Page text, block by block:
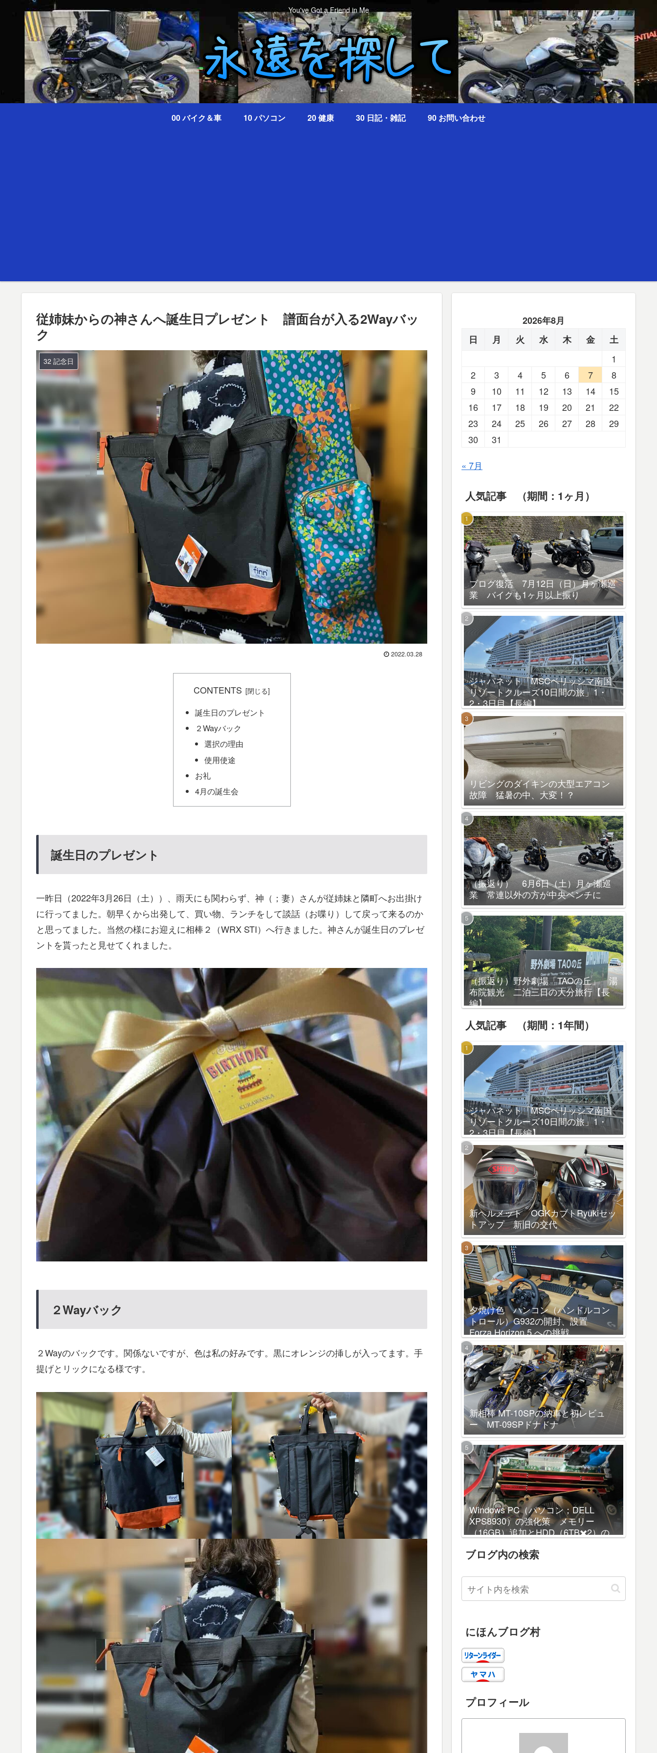
You've Got a Friend in Me
00 バイク＆車 10 パソコン 20 健康 30 日記・雑記 90 お問い合わせ
従姉妹からの神さんへ誕生日プレゼント 譜面台が入る2Wayバッ
ク
32 記念日
2022.03.28
CONTENTS
誕生日のプレゼント
２Wayバック
選択の理由
使用使途
お礼
4月の誕生会
誕生日のプレゼント
一昨日（2022年3月26日（土））、雨天にも関わらず、神（；妻）さんが従姉妹と隣町へお出掛け
に行ってました。朝早くから出発して、買い物、ランチをして談話（お喋り）して戻って来るのか
と思ってました。当然の様にお迎えに相棒２（WRX STI）へ行きました。神さんが誕生日のプレゼ
ントを貰ったと見せてくれました。
２Wayバック
２Wayのバックです。関係ないですが、色は私の好みです。黒にオレンジの挿しが入ってます。手
提げとリックになる様です。
2026年8月
日
月 火 水 木 金
土
1
2
3 4 5 6 7
8
9
10 11 12 13 14
15
16
17 18 19 20 21
22
23
24 25 26 27 28
29
30
31
« 7月
人気記事 （期間：1ヶ月）
ブログ復活 7月12日（日）月ヶ瀬巡
業 バイクも1ヶ月以上振り
ジャパネット「MSCベリッシマ南国
リゾートクルーズ10日間の旅」1・
2・3日目【長編】
リビングのダイキンの大型エアコン
故障 猛暑の中、大変！？
（振返り） 6月6日（土）月ヶ瀬巡
業 常連以外の方が中央ベンチに
（振返り）野外劇場「TAOの丘」 湯
布院観光 二泊三日の大分旅行【長
編】
人気記事 （期間：1年間）
ジャパネット「MSCベリッシマ南国
リゾートクルーズ10日間の旅」1・
2・3日目【長編】
新ヘルメット OGKカブトRyukiセッ
トアップ 新旧の交代
夕焼け色 ハンコン（ハンドルコン
トロール）G932の開封、設置
Forza Horizon 5 への挑戦
新相棒 MT-10SPの納車と初レビュ
ー MT-09SPドナドナ
Windows PC（パソコン；DELL
XPS8930）の強化策 メモリー
（16GB）追加とHDD（6TB✖️2）の
ブログ内の検索
にほんブログ村
プロフィール